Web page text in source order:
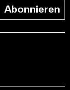
Abonnieren